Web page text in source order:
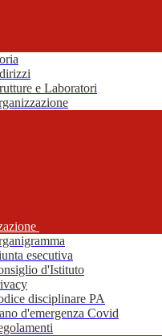
e Laboratori
esecutiva
d'Istituto
disciplinare PA
d'emergenza Covid